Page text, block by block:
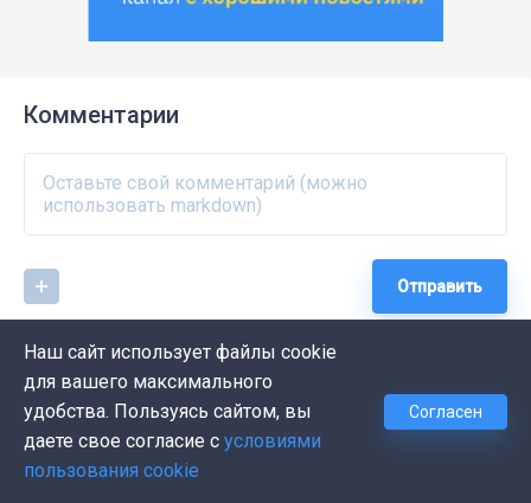
Комментарии
Отправить
Наш сайт использует файлы cookie
для вашего максимального
удобства. Пользуясь сайтом, вы
даете свое согласие с условиями
пользования cookie
Согласен